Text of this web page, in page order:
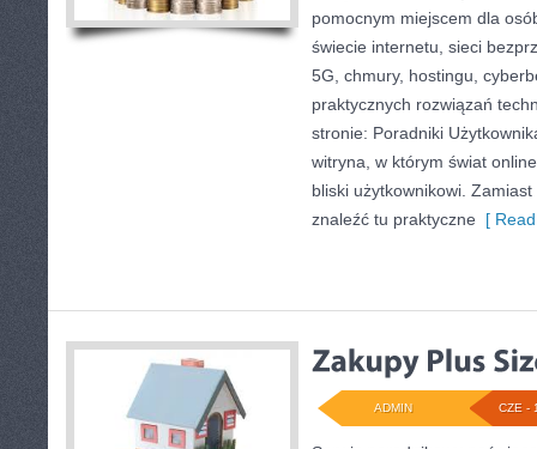
pomocnym miejscem dla
świecie internetu, sieci
5G, chmury, hostingu,
praktycznych rozwiązań
stronie: Poradniki
witryna, w którym świat
bliski użytkownikowi.
znaleźć tu praktyczne [
CZE -
ADMIN